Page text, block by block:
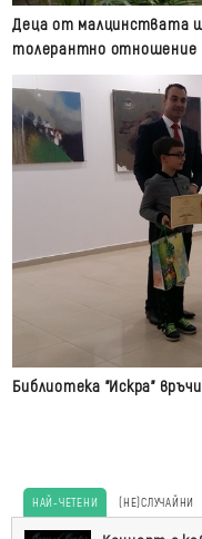
Деца от малцинствата
толерантно отношение
Библиотека "Искра"
НАЙ-ЧЕТЕНИ (НЕ)СЛУЧАЙНИ